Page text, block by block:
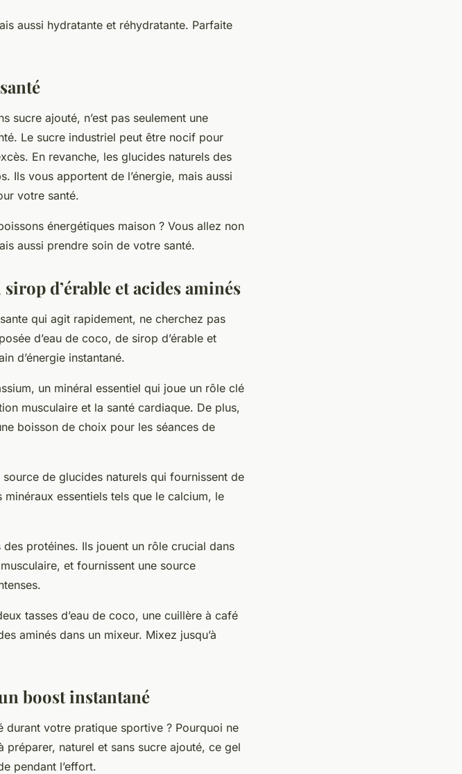
aussi hydratante et réhydratante. Parfaite
sucre ajouté, n’est pas seulement une
Le sucre industriel peut être nocif pour
En revanche, les glucides naturels des
Ils vous apportent de l’énergie, mais aussi
votre santé.
énergétiques maison ? Vous allez non
aussi prendre soin de votre santé.
d’érable et acides aminés
qui agit rapidement, ne cherchez pas
d’eau de coco, de sirop d’érable et
d’énergie instantané.
un minéral essentiel qui joue un rôle clé
musculaire et la santé cardiaque. De plus,
boisson de choix pour les séances de
de glucides naturels qui fournissent de
essentiels tels que le calcium, le
protéines. Ils jouent un rôle crucial dans
et fournissent une source
tasses d’eau de coco, une cuillère à café
aminés dans un mixeur. Mixez jusqu’à
boost instantané
durant votre pratique sportive ? Pourquoi ne
préparer, naturel et sans sucre ajouté, ce gel
pendant l’effort.